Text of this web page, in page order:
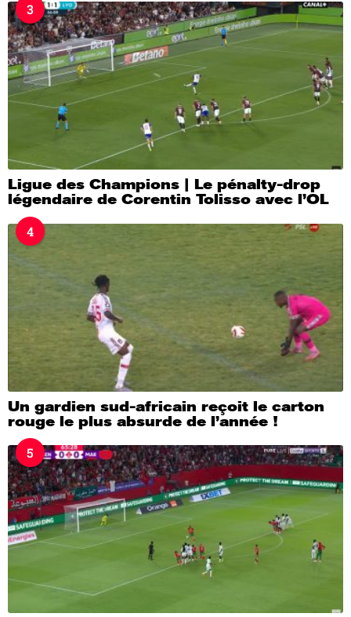
3
Ligue des Champions | Le pénalty-drop
légendaire de Corentin Tolisso avec l’OL
4
Un gardien sud-africain reçoit le carton
rouge le plus absurde de l’année !
5